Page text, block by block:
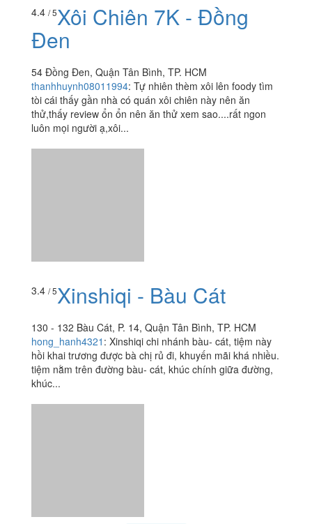
4.4 / 5Xôi Chiên 7K - Đồng
Đen
54 Đồng Đen, Quận Tân Bình, TP. HCM
thanhhuynh08011994: Tự nhiên thèm xôi lên foody tìm
tòi cái thấy gần nhà có quán xôi chiên này nên ăn
thử,thấy review ổn ổn nên ăn thử xem sao....rất ngon
luôn mọi người ạ,xôi...
3.4 / 5Xinshiqi - Bàu Cát
130 - 132 Bàu Cát, P. 14, Quận Tân Bình, TP. HCM
hong_hanh4321 : Xinshiqi chi nhánh bàu- cát, tiệm này
hồi khai trương được bà chị rủ đi, khuyến mãi khá nhiều.
tiệm nằm trên đường bàu- cát, khúc chính giữa đường,
khúc...